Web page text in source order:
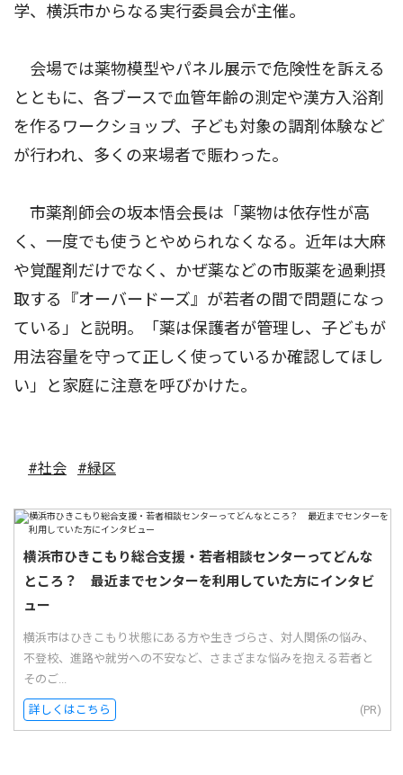
学、横浜市からなる実行委員会が主催。
会場では薬物模型やパネル展示で危険性を訴える
とともに、各ブースで血管年齢の測定や漢方入浴剤
を作るワークショップ、子ども対象の調剤体験など
が行われ、多くの来場者で賑わった。
市薬剤師会の坂本悟会長は「薬物は依存性が高
く、一度でも使うとやめられなくなる。近年は大麻
や覚醒剤だけでなく、かぜ薬などの市販薬を過剰摂
取する『オーバードーズ』が若者の間で問題になっ
ている」と説明。「薬は保護者が管理し、子どもが
用法容量を守って正しく使っているか確認してほし
い」と家庭に注意を呼びかけた。
#社会 #緑区
横浜市ひきこもり総合支援・若者相談センターってどんな
ところ？ 最近までセンターを利用していた方にインタビ
ュー
横浜市はひきこもり状態にある方や生きづらさ、対人関係の悩み、
不登校、進路や就労への不安など、さまざまな悩みを抱える若者と
そのご...
詳しくはこちら (PR)